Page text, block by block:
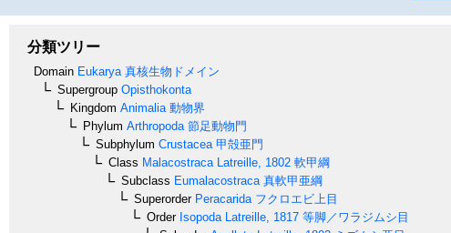
分類ツリー
Domain Eukarya 真核生物ドメイン
Supergroup Opisthokonta
Kingdom Animalia 動物界
Phylum Arthropoda 節足動物門
Subphylum Crustacea 甲殻亜門
Class Malacostraca Latreille, 1802 軟甲綱
Subclass Eumalacostraca 真軟甲亜綱
SuperorderPeracarida フクロエビ上目
OrderIsopoda Latreille, 1817 等脚／ワラジムシ目